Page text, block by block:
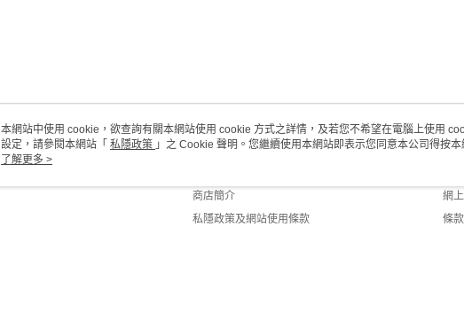
關於我們
商店簡介
私隱政策及網站使用條款
客
網
條
本網站中使用 cookie，欲查詢有關本網站使用 cookie 方式之詳情，及若您不希望在電腦上使用
設定，請參閱本網站「 私隱政策 」之 Cookie 聲明。您繼續使用本網站即表示您同意本公司得按
用 cookie。
了解更多 >